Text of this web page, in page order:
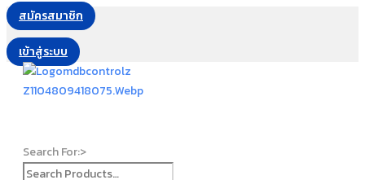
สมัครสมาชิก
เข้าสู่ระบบ
Search For:>